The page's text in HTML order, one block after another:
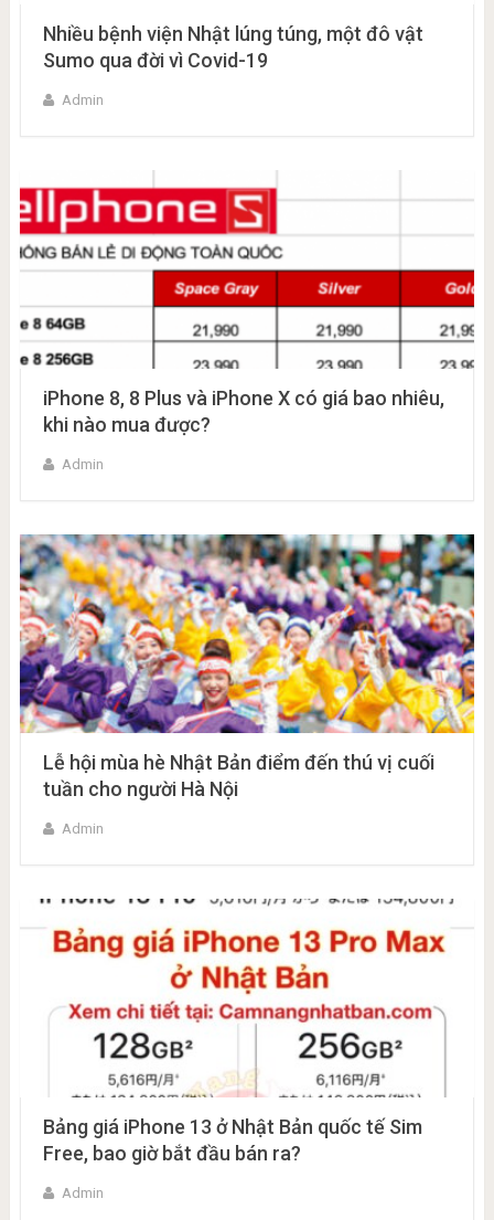
Nhiều bệnh viện Nhật lúng túng, một đô vật
Sumo qua đời vì Covid-19
Admin
iPhone 8, 8 Plus và iPhone X có giá bao nhiêu,
khi nào mua được?
Admin
Lễ hội mùa hè Nhật Bản điểm đến thú vị cuối
tuần cho người Hà Nội
Admin
Bảng giá iPhone 13 ở Nhật Bản quốc tế Sim
Free, bao giờ bắt đầu bán ra?
Admin